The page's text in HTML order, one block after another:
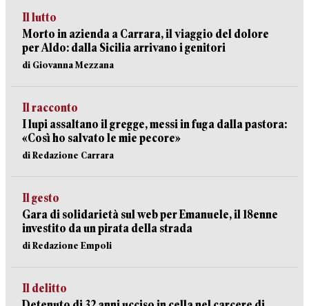
Il lutto
Morto in azienda a Carrara, il viaggio del dolore
per Aldo: dalla Sicilia arrivano i genitori
di Giovanna Mezzana
Il racconto
I lupi assaltano il gregge, messi in fuga dalla pastora:
«Così ho salvato le mie pecore»
di Redazione Carrara
Il gesto
Gara di solidarietà sul web per Emanuele, il 18enne
investito da un pirata della strada
di Redazione Empoli
Il delitto